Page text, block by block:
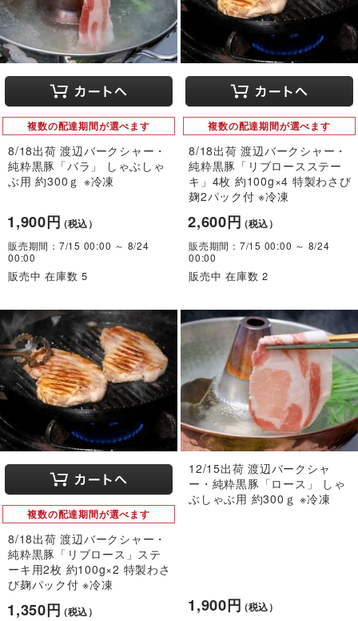
複数の配達期間が選べます
8/18出荷 渡辺バークシャー・
純粋黒豚「バラ」 しゃぶしゃ
ぶ用 約300ｇ ※冷凍
1,900円（税込）
販売期間：7/15 00:00 ～ 8/24
00:00
販売中 在庫数 5
複数の配達期間が選べます
8/18出荷 渡辺バークシャー・
純粋黒豚「リブロースステー
キ」4枚 約100g×4 特製わさび
麹2パック付 ※冷凍
2,600円（税込）
販売期間：7/15 00:00 ～ 8/24
00:00
販売中 在庫数 2
複数の配達期間が選べます
8/18出荷 渡辺バークシャー・
純粋黒豚「リブロース」ステ
ーキ用2枚 約100g×2 特製わさ
び麹パック付 ※冷凍
1,350円（税込）
12/15出荷 渡辺バークシャ
ー・純粋黒豚「ロース」 しゃ
ぶしゃぶ用 約300ｇ ※冷凍
1,900円（税込）